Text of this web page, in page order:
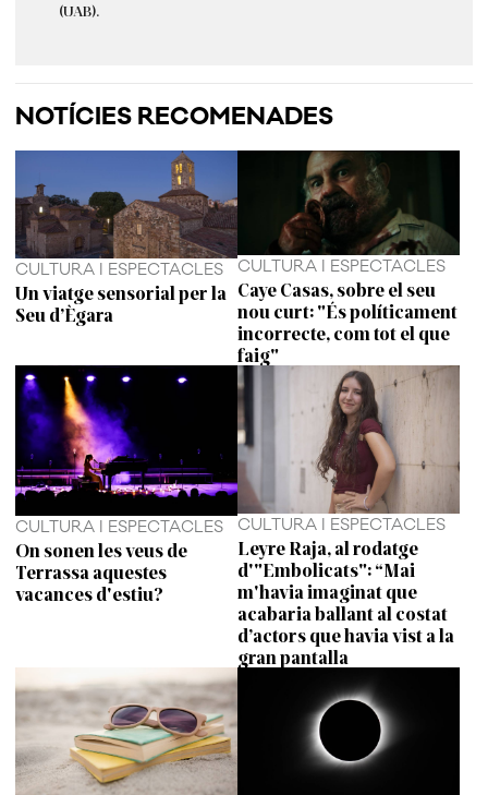
(UAB).
NOTÍCIES RECOMENADES
CULTURA I ESPECTACLES
Un viatge sensorial per la
Seu d’Ègara
CULTURA I ESPECTACLES
Caye Casas, sobre el seu
nou curt: "És políticament
incorrecte, com tot el que
faig"
CULTURA I ESPECTACLES
On sonen les veus de
Terrassa aquestes
vacances d'estiu?
CULTURA I ESPECTACLES
Leyre Raja, al rodatge
d'"Embolicats": “Mai
m'havia imaginat que
acabaria ballant al costat
d’actors que havia vist a la
gran pantalla